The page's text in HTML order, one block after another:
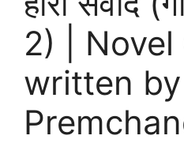
2) | Novel
written by